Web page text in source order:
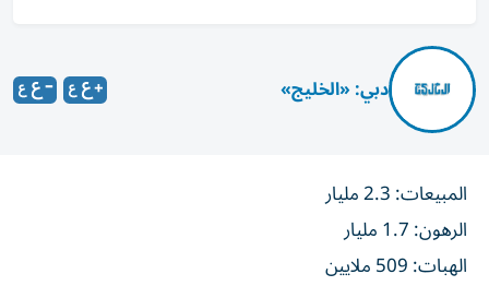
دبي: «الخليج»
المبيعات: 2.3 مليار
الرهون: 1.7 مليار
الهبات: 509 ملايين